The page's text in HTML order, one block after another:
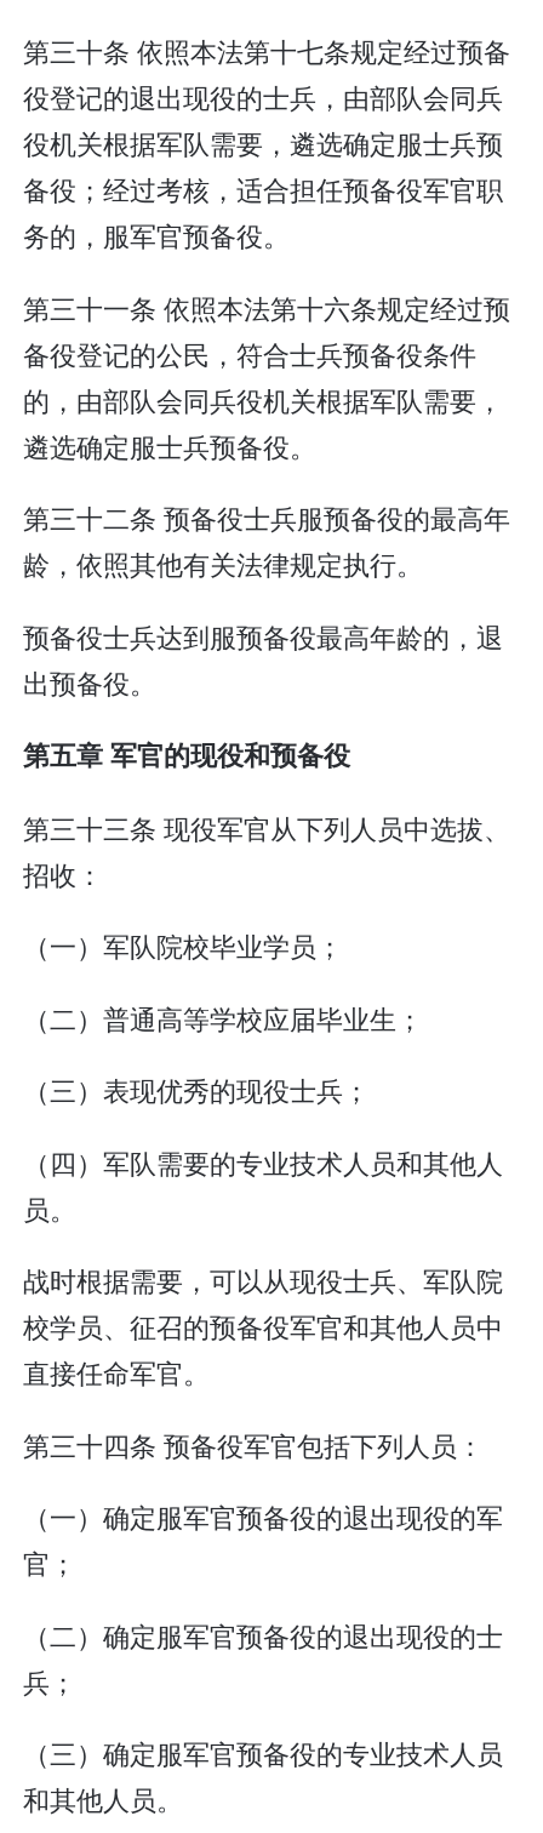
第三十条 依照本法第十七条规定经过预备
役登记的退出现役的士兵，由部队会同兵
役机关根据军队需要，遴选确定服士兵预
备役；经过考核，适合担任预备役军官职
务的，服军官预备役。
第三十一条 依照本法第十六条规定经过预
备役登记的公民，符合士兵预备役条件
的，由部队会同兵役机关根据军队需要，
遴选确定服士兵预备役。
第三十二条 预备役士兵服预备役的最高年
龄，依照其他有关法律规定执行。
预备役士兵达到服预备役最高年龄的，退
出预备役。
第五章 军官的现役和预备役
第三十三条 现役军官从下列人员中选拔、
招收：
（一）军队院校毕业学员；
（二）普通高等学校应届毕业生；
（三）表现优秀的现役士兵；
（四）军队需要的专业技术人员和其他人
员。
战时根据需要，可以从现役士兵、军队院
校学员、征召的预备役军官和其他人员中
直接任命军官。
第三十四条 预备役军官包括下列人员：
（一）确定服军官预备役的退出现役的军
官；
（二）确定服军官预备役的退出现役的士
兵；
（三）确定服军官预备役的专业技术人员
和其他人员。